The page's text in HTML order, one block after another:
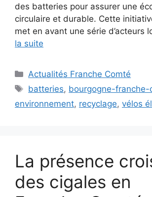
des batteries pour assurer une
circulaire et durable. Cette
met en avant une série d’acteurs
la suite
Catégories
Actualités Franche Comté
Étiquettes
batteries, bourgogne-franche-
environnement, recyclage, vélos
La présence
des cigales en